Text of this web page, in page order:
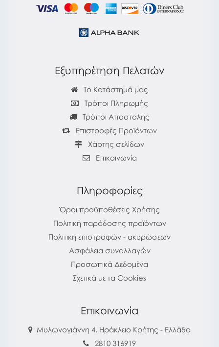
Εξυπηρέτηση Πελατών
Το Κατάστημά μας
Τρόποι Πληρωμής
Τρόποι Αποστολής
Επιστροφές Προϊόντων
Χάρτης σελίδων
Επικοινωνία
Πληροφορίες
Όροι προϋποθέσεις Χρήσης
Πολιτική παράδοσης προϊόντων
Πολιτική επιστροφών - ακυρώσεων
Ασφάλεια συναλλαγών
Προσωπικά Δεδομένα
Σχετικά με τα Cookies
Επικοινωνία
Μυλωνογιάννη 4, Ηράκλειο Κρήτης - Ελλάδα
2810 316919